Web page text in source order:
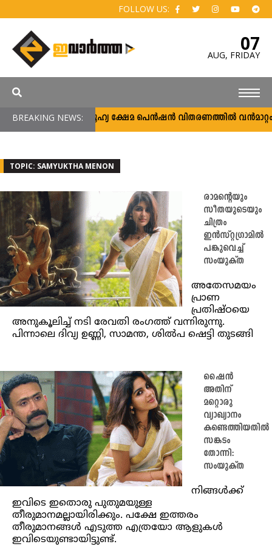
FOLLOW US:
07
AUG, FRIDAY
BREAKING NEWS:സാമൂഹ്യ ക്ഷേമ പെൻഷൻ വിതരണത്തിൽ വൻമാറ്റം;
TOPIC: SAMYUKTHA MENON
രാമന്റെയും
സീതയുടെയും
ചിത്രം
ഇൻസ്റ്റഗ്രാമിൽ
പങ്കുവെച്ച്
സംയുക്ത
അതേസമയം
പ്രാണ
പ്രതിഷ്ഠയെ
അനുകൂലിച്ച് നടി രേവതി രംഗത്ത് വന്നിരുന്നു.
പിന്നാലെ ദിവ്യ ഉണ്ണി, സാമന്ത, ശില്‍പ ഷെട്ടി തുടങ്ങി
ഷൈന്‍
അതിന്
മറ്റൊരു
വ്യാഖ്യാനം
കണ്ടെത്തിയതിൽ
സങ്കടം
തോന്നി:
സംയുക്ത
നിങ്ങള്‍ക്ക്
ഇവിടെ ഇതൊരു പുതുമയുള്ള
തീരുമാനമല്ലായിരിക്കും. പക്ഷേ ഇത്തരം
തീരുമാനങ്ങള്‍ എടുത്ത എത്രയോ ആളുകള്‍
ഇവിടെയുണ്ടായിട്ടുണ്ട്.